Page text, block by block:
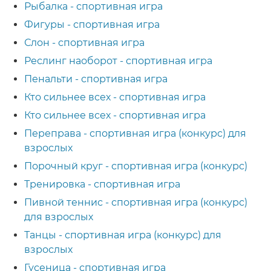
Рыбалка - спортивная игра
Фигуры - спортивная игра
Слон - спортивная игра
Реслинг наоборот - спортивная игра
Пенальти - спортивная игра
Кто сильнее всех - спортивная игра
Кто сильнее всех - спортивная игра
Переправа - спортивная игра (конкурс) для
взрослых
Порочный круг - спортивная игра (конкурс)
Тренировка - спортивная игра
Пивной теннис - спортивная игра (конкурс)
для взрослых
Танцы - спортивная игра (конкурс) для
взрослых
Гусеница - спортивная игра